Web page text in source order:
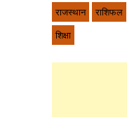
राजस्थान
राशिफल
शिक्षा